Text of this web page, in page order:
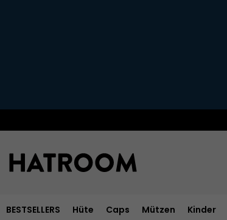
BESTSELLERS Hüte Caps Mützen Kinder